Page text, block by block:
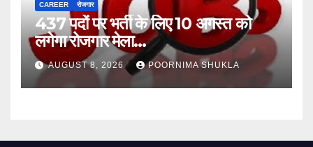
CAREER रोजगार
437 पदों पर भर्ती के लिए 10 अगस्त को
लगेगा रोजगार मेला…
AUGUST 8, 2026 POORNIMA SHUKLA